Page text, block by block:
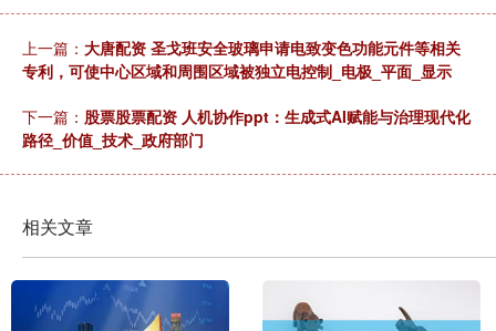
上一篇： 大唐配资 圣戈班安全玻璃申请电致变色功能元件等相关
专利，可使中心区域和周围区域被独立电控制_电极_平面_显示
下一篇： 股票股票配资 人机协作ppt：生成式AI赋能与治理现代化
路径_价值_技术_政府部门
相关文章